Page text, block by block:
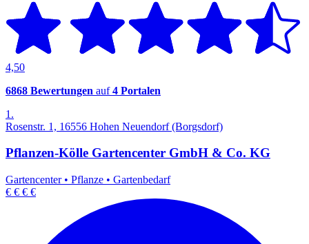
4,50
6868 Bewertungen auf4 Portalen
1.
Rosenstr. 1, 16556 Hohen Neuendorf (Borgsdorf)
Pflanzen-Kölle Gartencenter GmbH & Co. KG
Gartencenter • Pflanze • Gartenbedarf
€ € € €